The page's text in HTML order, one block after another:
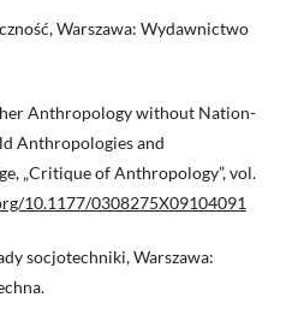
Warszawa: Wydawnictwo
Anthropology without Nation-
Anthropologies and
„Critique of Anthropology”, vol.
10.1177/0308275X09104091
socjotechniki, Warszawa: